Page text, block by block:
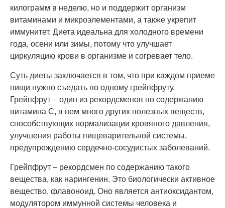
килограмм в неделю, но и поддержит организм
витаминами и микроэлементами, а также укрепит
иммунитет. Диета идеальна для холодного времени
года, осени или зимы, потому что улучшает
циркуляцию крови в организме и согревает тело.
Суть диеты заключается в том, что при каждом приеме
пищи нужно съедать по одному грейпфруту.
Грейпфрут – один из рекордсменов по содержанию
витамина C, в нем много других полезных веществ,
способствующих нормализации кровяного давления,
улучшения работы пищеварительной системы,
предупреждению сердечно-сосудистых заболеваний.
Грейпфрут – рекордсмен по содержанию такого
вещества, как нарингенин. Это биологически активное
вещество, флавоноид. Оно является антиоксидантом,
модулятором иммунной системы человека и